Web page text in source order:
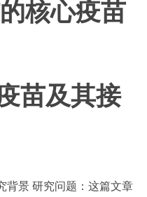
核心疫苗
苗及其接
背景 ​研究问题：这篇文章